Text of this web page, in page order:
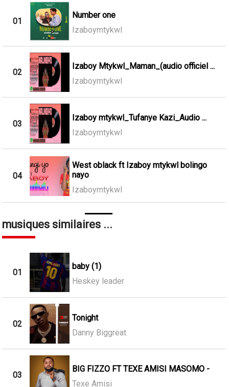
01
Number one
Izaboymtykwl
02
Izaboy Mtykwl_Maman_(audio officiel ...
Izaboymtykwl
03
Izaboy mtykwl_Tufanye Kazi_Audio ...
Izaboymtykwl
04
West oblack ft Izaboy mtykwl bolingo
nayo
Izaboymtykwl
musiques similaires ...
01
baby (1)
Heskey leader
02
Tonight
Danny Biggreat
03
BIG FIZZO FT TEXE AMISI MASOMO -
Texe Amisi